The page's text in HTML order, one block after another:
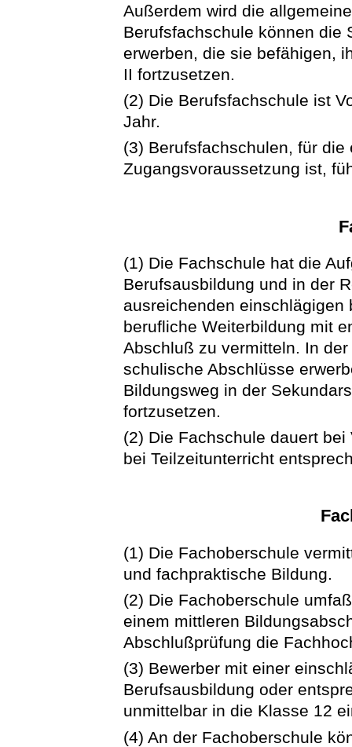
Außerdem wird die
Berufsfachschule können die
erwerben, die sie befähigen,
II fortzusetzen.
(2) Die Berufsfachschule ist
Jahr.
(3) Berufsfachschulen, für
Zugangsvoraussetzung ist,
(1) Die Fachschule hat die
Berufsausbildung und in der
ausreichenden
berufliche Weiterbildung mit
Abschluß zu vermitteln. In
schulische Abschlüsse
Bildungsweg in der
fortzusetzen.
(2) Die Fachschule dauert
bei Teilzeitunterricht
(1) Die Fachoberschule
und fachpraktische Bildung.
(2) Die Fachoberschule
einem mittleren
Abschlußprüfung die
(3) Bewerber mit einer
Berufsausbildung oder
unmittelbar in die Klasse 12
(4) An der Fachoberschule